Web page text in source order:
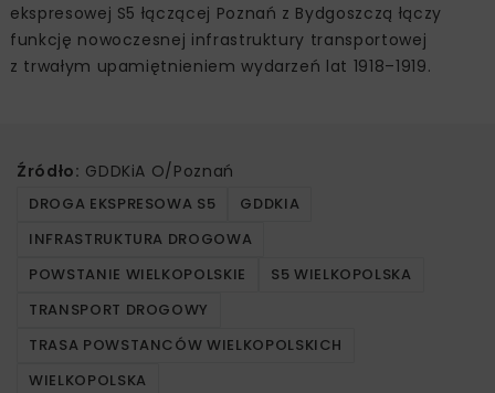
ekspresowej S5 łączącej Poznań z Bydgoszczą łączy
funkcję nowoczesnej infrastruktury transportowej
z trwałym upamiętnieniem wydarzeń lat 1918–1919.
Źródło: GDDKiA O/Poznań
DROGA EKSPRESOWA S5
GDDKIA
INFRASTRUKTURA DROGOWA
POWSTANIE WIELKOPOLSKIE
S5 WIELKOPOLSKA
TRANSPORT DROGOWY
TRASA POWSTANCÓW WIELKOPOLSKICH
WIELKOPOLSKA